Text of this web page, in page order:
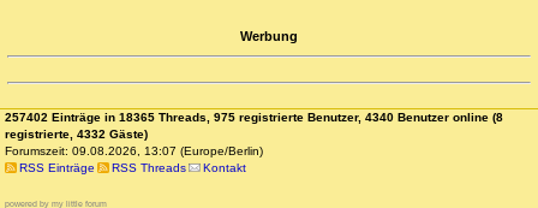
Werbung
257402 Einträge in 18365 Threads, 975 registrierte Benutzer, 4340 Benutzer online (8
registrierte, 4332 Gäste)
Forumszeit: 09.08.2026, 13:07 (Europe/Berlin)
RSS Einträge
RSS Threads Kontakt
powered by my little forum